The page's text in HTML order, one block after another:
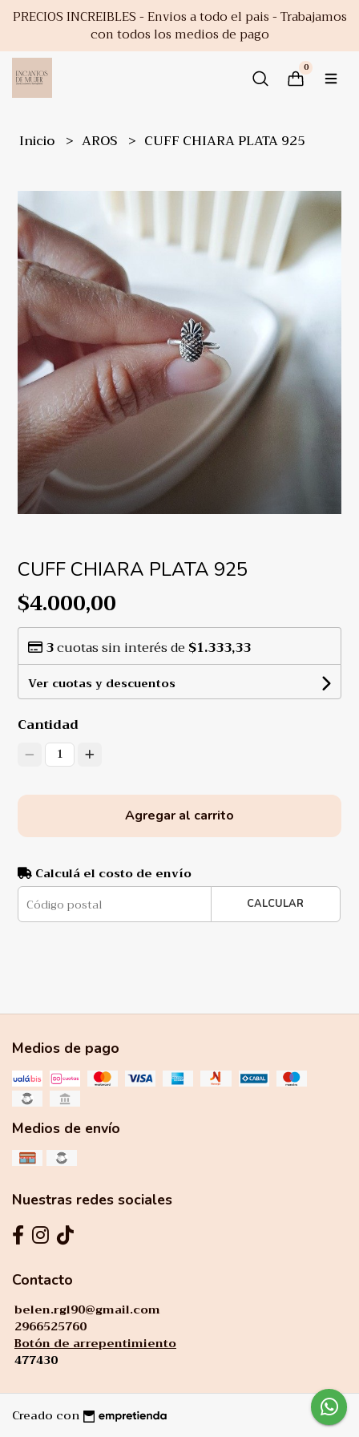
PRECIOS INCREIBLES - Envios a todo el pais - Trabajamos
con todos los medios de pago
0
Inicio AROS CUFF CHIARA PLATA 925
CUFF CHIARA PLATA 925
$4.000,00
3cuotas sin interés de $1.333,33
Ver cuotas y descuentos
Cantidad
1
Agregar al carrito
Calculá el costo de envío
CALCULAR
Medios de pago
Medios de envío
Nuestras redes sociales
Contacto
belen.rgl90@gmail.com
2966525760
Botón de arrepentimiento
477430
Creado con